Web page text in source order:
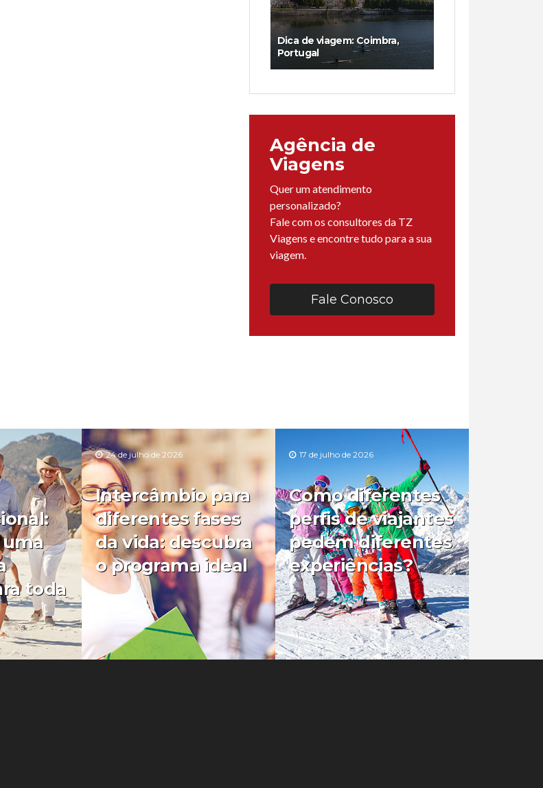
Dica de viagem: Coimbra,
Portugal
Agência de
Viagens
Quer um atendimento
personalizado?
Fale com os consultores da TZ
Viagens e encontre tudo para a sua
viagem.
Fale Conosco
toda
24 de julho de 2026
Intercâmbio para
diferentes fases
da vida: descubra
o programa ideal
0
17 de julho de 2026
Como diferentes
perfis de viajantes
pedem diferentes
experiências?
0